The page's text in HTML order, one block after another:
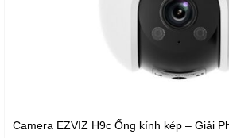
Camera EZVIZ H9c Ống kính kép – Giải